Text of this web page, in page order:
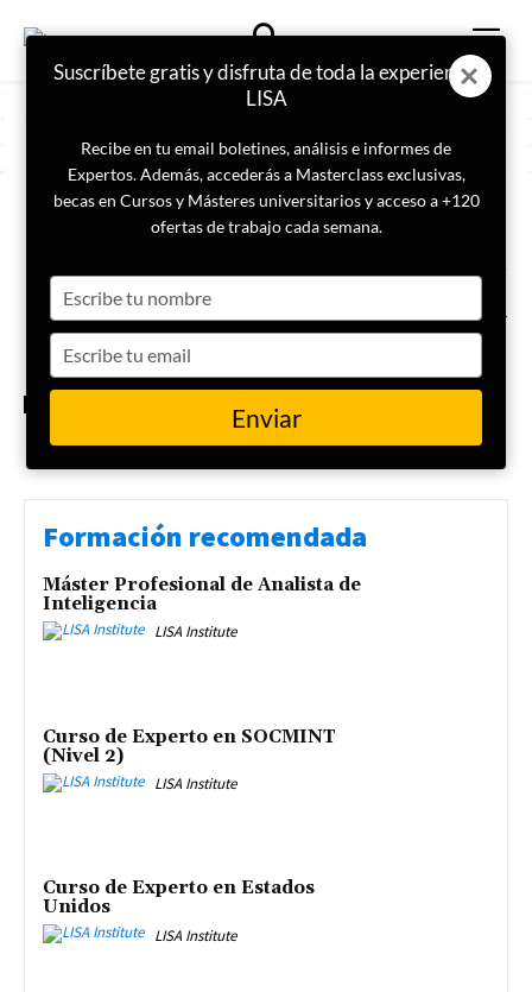
ETIQUETA
Jolón
Dos israelíes detenidos por
espiar presuntamente para Irán
Formación recomendada
Máster Profesional de Analista de
Inteligencia
LISA Institute
Curso de Experto en SOCMINT
(Nivel 2)
LISA Institute
Curso de Experto en Estados
Unidos
LISA Institute
Suscríbete gratis y disfruta de toda la experiencia
LISA
Recibe en tu email boletines, análisis e informes de
Expertos. Además, accederás a Masterclass exclusivas,
becas en Cursos y Másteres universitarios y acceso a +120
ofertas de trabajo cada semana.
your
name
your
email
Enviar